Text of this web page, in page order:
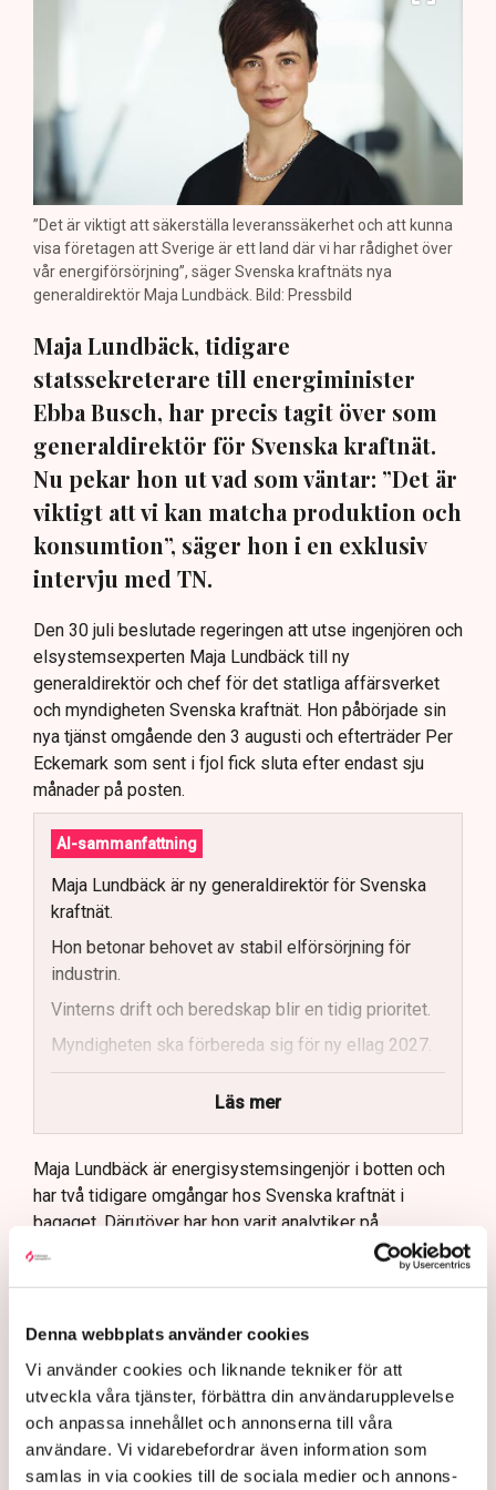
Denna webbplats använder cookies
Vi använder cookies och liknande tekniker för att
utveckla våra tjänster, förbättra din användarupplevelse
och anpassa innehållet och annonserna till våra
användare. Vi vidarebefordrar även information som
samlas in via cookies till de sociala medier och annons-
”Det är viktigt att säkerställa leveranssäkerhet och att kunna
visa företagen att Sverige är ett land där vi har rådighet över
vår energiförsörjning”, säger Svenska kraftnäts nya
generaldirektör Maja Lundbäck. Bild: Pressbild
Maja Lundbäck, tidigare
statssekreterare till energiminister
Ebba Busch, har precis tagit över som
generaldirektör för Svenska kraftnät.
Nu pekar hon ut vad som väntar: ”Det är
viktigt att vi kan matcha produktion och
konsumtion”, säger hon i en exklusiv
intervju med TN.
Den 30 juli beslutade regeringen att utse ingenjören och
elsystemsexperten Maja Lundbäck till ny
generaldirektör och chef för det statliga affärsverket
och myndigheten Svenska kraftnät. Hon påbörjade sin
nya tjänst omgående den 3 augusti och efterträder Per
Eckemark som sent i fjol fick sluta efter endast sju
månader på posten.
AI-sammanfattning
Maja Lundbäck är ny generaldirektör för Svenska
kraftnät.
Hon betonar behovet av stabil elförsörjning för
industrin.
Vinterns drift och beredskap blir en tidig prioritet.
Myndigheten ska förbereda sig för ny ellag 2027.
Läs mer
Maja Lundbäck är energisystemsingenjör i botten och
har två tidigare omgångar hos Svenska kraftnät i
bagaget. Därutöver har hon varit analytiker på
Strålsäkerhetsmyndigheten, chefsingenjör hos
Försvarsmakten och specialist på den europeiska
Svenska kraftnät ingår, ENTSO-E.
Närmast kommer hon från klimat- och
näringslivsdepartementet där hon tjänstgjort som
energiminister Ebba Busch statssekreterare i frågor
som rör energi.
– Det är väldigt hedersamt och jag tar mig an detta med